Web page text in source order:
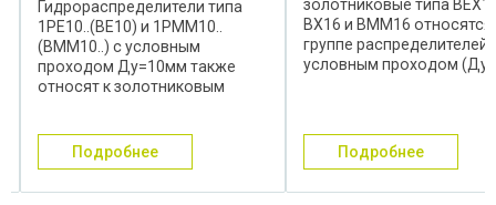
Гидрораспределители типа
1РЕ10..(ВЕ10) и 1РММ10..
(ВММ10..) с условным
проходом Ду=10мм также
относят к золотниковым
регулирующим элементом
является цилиндрический
подробнее
золотниковые типа
ВХ16 и ВММ16 относятся
группе распределителей
условным проходом (Ду)
машин и агрегатов с
изменения или же пуска/
подробнее